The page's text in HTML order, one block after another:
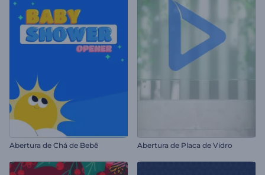
Abertura de Chá de Bebê Abertura de Placa de Vidro